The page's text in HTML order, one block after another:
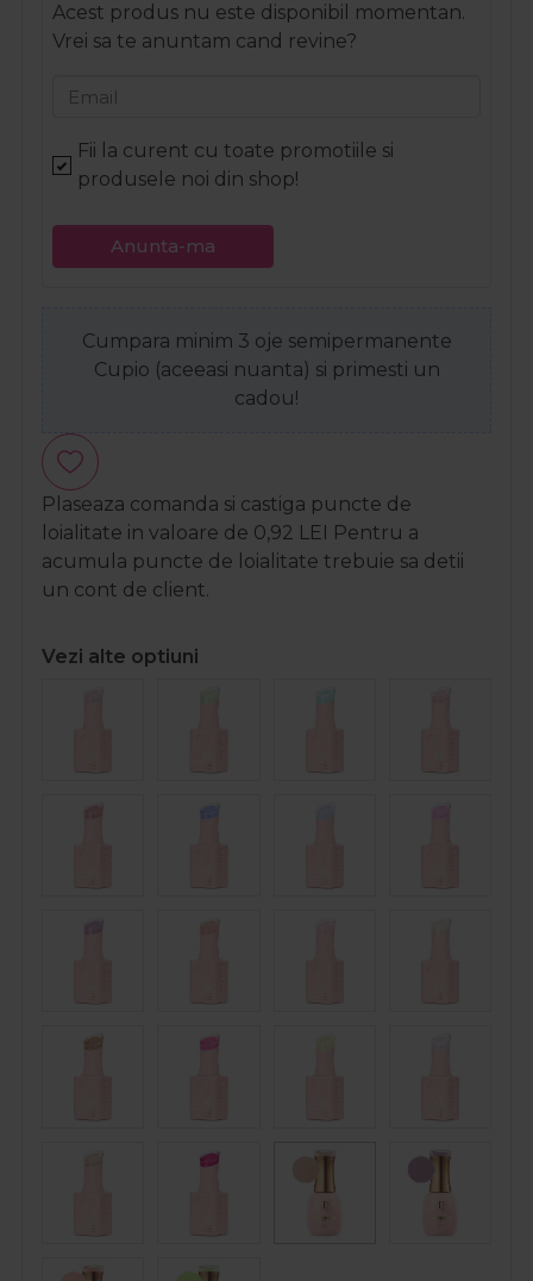
Acest produs nu este disponibil momentan.
Vrei sa te anuntam cand revine?
Email
Fii la curent cu toate promotiile si
produsele noi din shop!
Anunta-ma
Cumpara minim 3 oje semipermanente
Cupio (aceeasi nuanta) si primesti un
cadou!
Plaseaza comanda si castiga puncte de
loialitate in valoare de 0,92 LEI
Pentru a
acumula puncte de loialitate trebuie sa detii
un cont de client.
Vezi alte optiuni